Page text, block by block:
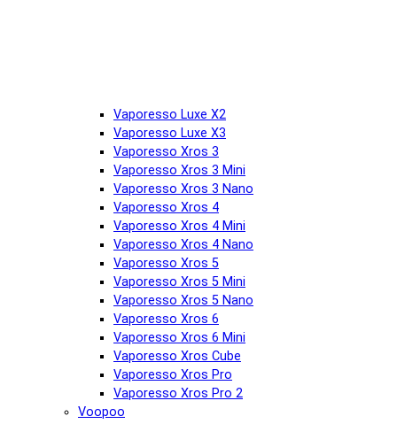
Vaporesso Luxe X2
Vaporesso Luxe X3
Vaporesso Xros 3
Vaporesso Xros 3 Mini
Vaporesso Xros 3 Nano
Vaporesso Xros 4
Vaporesso Xros 4 Mini
Vaporesso Xros 4 Nano
Vaporesso Xros 5
Vaporesso Xros 5 Mini
Vaporesso Xros 5 Nano
Vaporesso Xros 6
Vaporesso Xros 6 Mini
Vaporesso Xros Cube
Vaporesso Xros Pro
Vaporesso Xros Pro 2
Voopoo